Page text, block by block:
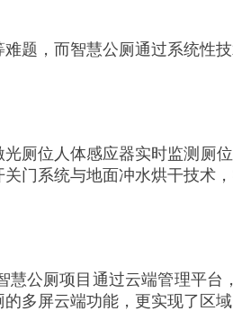
题，而智慧公厕通过系统性
厕位人体感应器实时监测
门系统与地面冲水烘干技术
公厕项目通过云端管理平
多屏云端功能，更实现了区